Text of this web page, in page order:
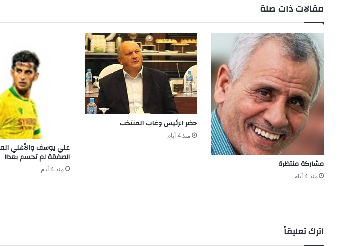
مقالات ذات صلة
مشاركة‭ ‬منتظرة
منذ 4 أيام
حضر‭ ‬الرئيس‭ ‬وغاب‭ ‬المنتخب
منذ 4 أيام
‬الصفقة‭ ‬لم‭ ‬تحسم‭ ‬بعد‭ !!‬
منذ 4 أيام
اترك تعليقاً